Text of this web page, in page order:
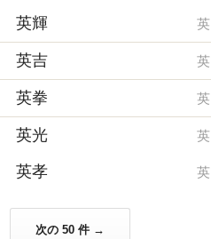
英輝 英
英吉 英
英拳 英
英光 英
英孝 英
次の 50 件 →